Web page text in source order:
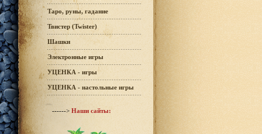
Таро, руны, гадание
Твистер (Twister)
Шашки
Электронные игры
УЦЕНКА - игры
УЦЕНКА - настольные игры
------> Наши сайты: